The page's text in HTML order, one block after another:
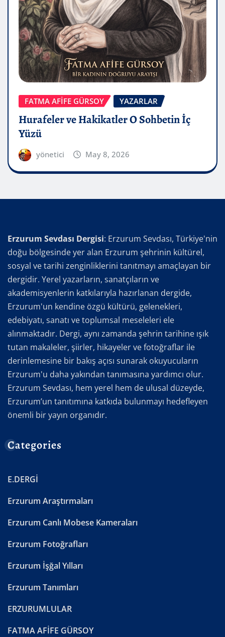
FATMA AFİFE GÜRSOY YAZARLAR
Hurafeler ve Hakikatler O Sohbetin İç
Yüzü
yönetici May 8, 2026
Erzurum Sevdası Dergisi: Erzurum Sevdası, Türkiye'nin
doğu bölgesinde yer alan Erzurum şehrinin kültürel,
sosyal ve tarihi zenginliklerini tanıtmayı amaçlayan bir
dergidir. Yerel yazarların, sanatçıların ve
akademisyenlerin katkılarıyla hazırlanan dergide,
Erzurum'un kendine özgü kültürü, gelenekleri,
edebiyatı, sanatı ve toplumsal meseleleri ele
alınmaktadır. Dergi, aynı zamanda şehrin tarihine ışık
tutan makaleler, şiirler, hikayeler ve fotoğraflar ile
derinlemesine bir bakış açısı sunarak okuyucuların
Erzurum'u daha yakından tanımasına yardımcı olur.
Erzurum Sevdası, hem yerel hem de ulusal düzeyde,
Erzurum’un tanıtımına katkıda bulunmayı hedefleyen
önemli bir yayın organıdır.
Categories
E.DERGİ
Erzurum Araştırmaları
Erzurum Canlı Mobese Kameraları
Erzurum Fotoğrafları
Erzurum İşğal Yılları
Erzurum Tanımları
ERZURUMLULAR
FATMA AFİFE GÜRSOY